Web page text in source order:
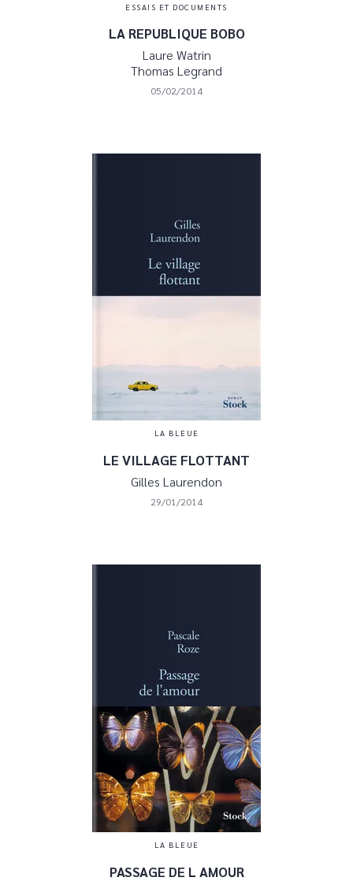
ESSAIS ET DOCUMENTS
LA REPUBLIQUE BOBO
Laure Watrin
Thomas Legrand
05/02/2014
LA BLEUE
LE VILLAGE FLOTTANT
Gilles Laurendon
29/01/2014
LA BLEUE
PASSAGE DE L AMOUR